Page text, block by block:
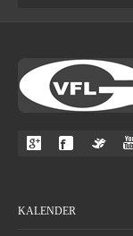
KALENDER